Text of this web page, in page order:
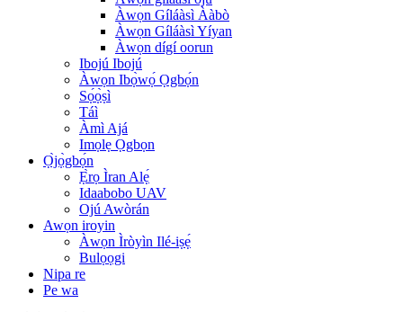
Àwọn Gíláàsì Ààbò
Àwọn Gíláàsì Yíyan
Àwọn dígí oorun
Ibojú Ibojú
Àwọn Ibọ̀wọ́ Ọgbọ́n
Sọ́ọ̀ṣì
Táì
Àmì Ajá
Imọlẹ Ọgbọn
Ọ̀jọ̀gbọ́n
Ẹ̀rọ Ìran Alẹ́
Idaabobo UAV
Ojú Awòrán
Awọn iroyin
Àwọn Ìròyìn Ilé-iṣẹ́
Bulọọgi
Nipa re
Pe wa